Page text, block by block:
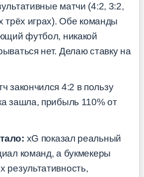
матчи (4:2, 3:2,
трёх играх). Обе команды
футбол, никакой
нет. Делаю ставку на
закончился 4:2 в пользу
зашла, прибыль 110% от
xG показал реальный
команд, а букмекеры
результативность,